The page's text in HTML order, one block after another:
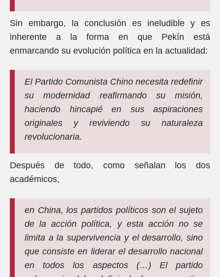
Sin embargo, la conclusión es ineludible y es
inherente a la forma en que Pekín está
enmarcando su evolución política en la actualidad:
El Partido Comunista Chino necesita redefinir
su modernidad reafirmando su misión,
haciendo hincapié en sus aspiraciones
originales y reviviendo su naturaleza
revolucionaria.
Después de todo, como señalan los dos
académicos,
en China, los partidos políticos son el sujeto
de la acción política, y esta acción no se
limita a la supervivencia y el desarrollo, sino
que consiste en liderar el desarrollo nacional
en todos los aspectos (…) El partido